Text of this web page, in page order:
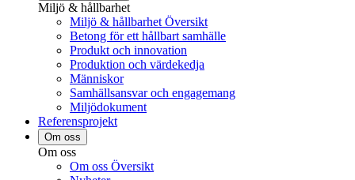
Miljö & hållbarhet
Miljö & hållbarhet Översikt
Betong för ett hållbart samhälle
Produkt och innovation
Produktion och värdekedja
Människor
Samhällsansvar och engagemang
Miljödokument
Referensprojekt
Om oss
Om oss
Om oss Översikt